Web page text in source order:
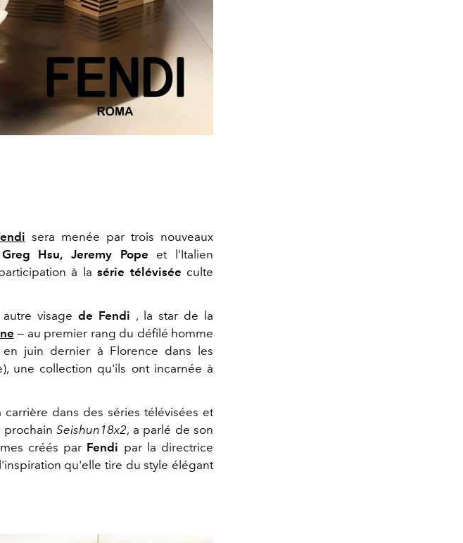
sera menée par trois nouveaux
Greg Hsu, Jeremy Pope et l'Italien
à lasérie télévisée culte
visage de Fendi , la star de la
— au premier rang du défilé homme
juin dernier à Florence dans les
une collection qu'ils ont incarnée à
dans des séries télévisées et
Seishun18x2, a parlé de son
créés par Fendi par la directrice
qu'elle tire du style élégant